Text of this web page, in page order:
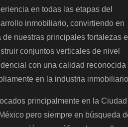
en todas las etapas del
inmobiliario, convirtiendo en
de nuestras principales fortalezas el
conjuntos verticales de nivel
con una calidad reconocida
en la industria
principalmente en la Ciudad
pero siempre en búsqueda